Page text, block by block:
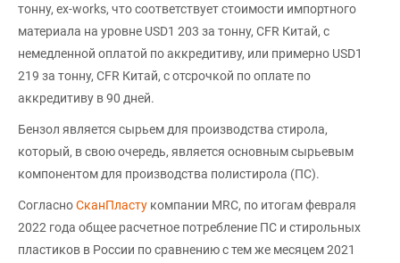
тонну, ex-works, что соответствует стоимости импортного
материала на уровне USD1 203 за тонну, CFR Китай, с
немедленной оплатой по аккредитиву, или примерно USD1
219 за тонну, CFR Китай, с отсрочкой по оплате по
аккредитиву в 90 дней.
Бензол является сырьем для производства стирола,
который, в свою очередь, является основным сырьевым
компонентом для производства полистирола (ПС).
СогласноСканПласту компании MRC, по итогам февраля
2022 года общее расчетное потребление ПС и стирольных
пластиков в России по сравнению с тем же месяцем 2021